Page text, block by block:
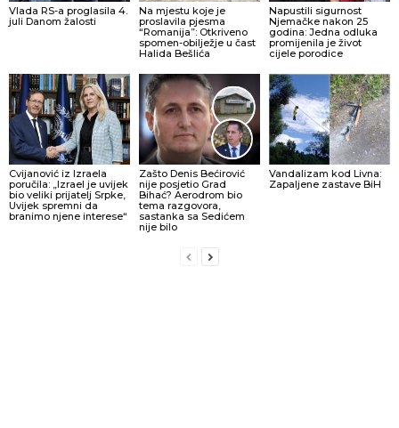
Vlada RS-a proglasila 4.
juli Danom žalosti
Na mjestu koje je
proslavila pjesma
“Romanija”: Otkriveno
spomen-obilježje u čast
Halida Bešlića
Napustili sigurnost
Njemačke nakon 25
godina: Jedna odluka
promijenila je život
cijele porodice
Cvijanović iz Izraela
poručila: „Izrael je uvijek
bio veliki prijatelj Srpke,
Uvijek spremni da
branimo njene interese“
Zašto Denis Bećirović
nije posjetio Grad
Bihać? Aerodrom bio
tema razgovora,
sastanka sa Sedićem
nije bilo
Vandalizam kod Livna:
Zapaljene zastave BiH